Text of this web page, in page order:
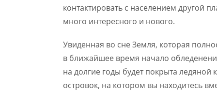
контактировать с населением другой
много интересного и нового.
Увиденная во сне Земля, которая
в ближайшее время начало
на долгие годы будет покрыта ледяной
островок, на котором вы находитесь